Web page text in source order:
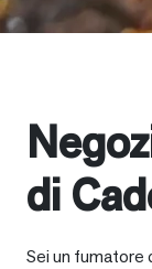
di
Sei un fumatore